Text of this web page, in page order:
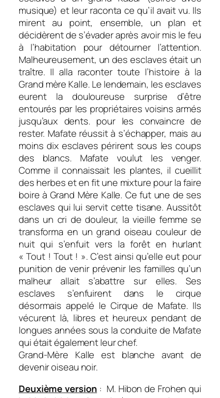
musique) et leur raconta ce qu’il avait vu. Ils
mirent au point, ensemble, un plan et
décidèrent de s’évader après avoir mis le feu
à l’habitation pour détourner l’attention.
Malheureusement, un des esclaves était un
traître. Il alla raconter toute l’histoire à la
Grand mère Kalle. Le lendemain, les esclaves
eurent la douloureuse surprise d’être
entourés par les propriétaires voisins armés
jusqu’aux dents. pour les convaincre de
rester. Mafate réussit à s’échapper, mais au
moins dix esclaves périrent sous les coups
des blancs. Mafate voulut les venger.
Comme il connaissait les plantes, il cueillit
des herbes et en fit une mixture pour la faire
boire à Grand Mère Kalle. Ce fut une de ses
esclaves qui lui servit cette tisane. Aussitôt
dans un cri de douleur, la vieille femme se
transforma en un grand oiseau couleur de
nuit qui s’enfuit vers la forêt en hurlant
« Tout ! Tout ! ». C’est ainsi qu’elle eut pour
punition de venir prévenir les familles qu’un
malheur allait s’abattre sur elles. Ses
esclaves s’enfuirent dans le cirque
désormais appelé le Cirque de Mafate. Ils
vécurent là, libres et heureux pendant de
longues années sous la conduite de Mafate
qui était également leur chef.
Grand-Mère Kalle est blanche avant de
devenir oiseau noir.
Deuxième version : M. Hibon de Frohen qui